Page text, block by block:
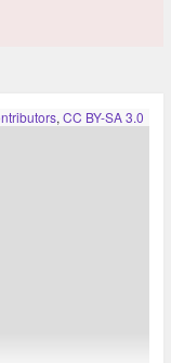
, CC BY-SA 3.0